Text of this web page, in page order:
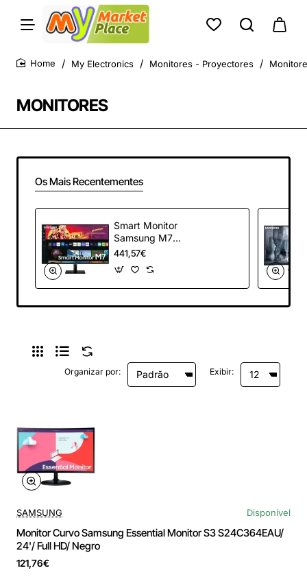
MONITORES
My Electronics Monitores - Proyectores
Os Mais Recentementes
Smart Monitor
Samsung M7
S32BM700UP 32'/
4K/ Smart TV/
Multimedia/ Negro
441,57€
Organizar por: Exibir:
SAMSUNG Disponível
Monitor Curvo Samsung Essential Monitor S3 S24C364EAU/
24'/ Full HD/ Negro
121,76€